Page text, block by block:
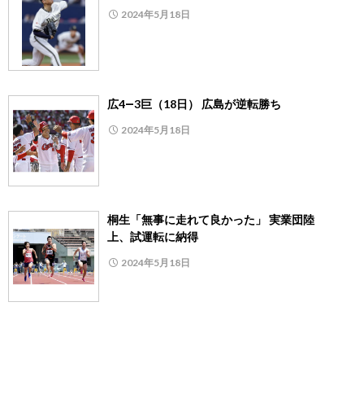
2024年5月18日
広4―3巨（18日） 広島が逆転勝ち
2024年5月18日
桐生「無事に走れて良かった」 実業団陸
上、試運転に納得
2024年5月18日